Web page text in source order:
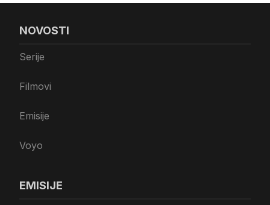
NOVOSTI
Serije
Filmovi
Emisije
Voyo
EMISIJE